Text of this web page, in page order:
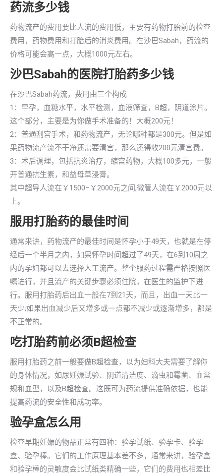
药流多少钱
药物流产的费用要比人流的费用低，主要有药物打胎前的检查
费用，药物费用和打胎后的消炎费用。在沙巴Sabah，药流的
价格可能会高一点，大概1000元左右。
沙巴Sabah的医院打胎药多少钱
在沙巴Sabah药流，费用由三个构成
1：早孕，血糖水平，水平检测，血液筛查，B超，阴道涂片。
这个部分，主要是为你做手术准备的！大概200元！
2：普通刮宫手术，和药物流产，无论哪种都是300元。但是如
果药物流产流不干净还需要清宫，那么还得收200元清宫费。
3：术后调理，包括抗炎治疗，缩宫药物，大概100多元，一般
开普通抗生素，和益母草浸膏。
其中超导人流在￥1500–￥2000元之间,微管人流在￥2000元以
上。
服用打胎药的最佳时间
通常来讲，药物流产的最佳时间是怀孕小于49天，也就是在停
经后一个半月之内，如果怀孕时间超过了49天，在6到10周之
内的孕妇都可以去选择人工流产。整个服药过程需严格按照医
嘱进行，并且流产的关键步骤必须住院，在医生的监护下进
行。服用打胎药后出血一般在7到21天，而且，出血一天比一
天少;如果出血减少后又增多或一点都不减少或逐渐增多，都是
不正常的。
吃打胎药前必须B超检查
服用打胎药之前一般要做B超检查，以为妇科大夫需要了解你
的身体情况，如尿妊娠试验、阴道清洁度、滴虫和霉菌、血常
规和血型，以及B超检查。这既可为药流提供准确依据，也能
提高药流的安全性和成功率。
验孕盒怎么用
检查早期妊娠的物品正常有四种：验孕试纸、验孕卡、验孕
盒、验孕棒。它们的工作原理基本差不多，通常来讲，验孕盒
和验孕棒的灵敏度会比试纸类精确一些，它们的费用也相差比